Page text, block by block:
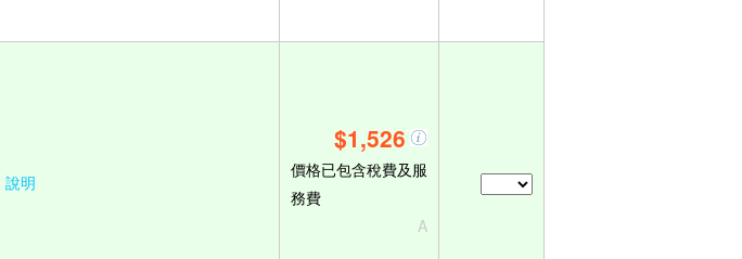
說明
$1,526
價格已包含稅費及服
務費
A